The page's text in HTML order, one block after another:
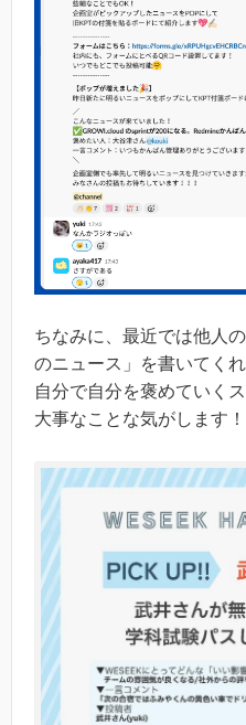
ちなみに、最近では他人
のニュース」を書いてく
自分で自分を褒めていく
大事なことな気がします！